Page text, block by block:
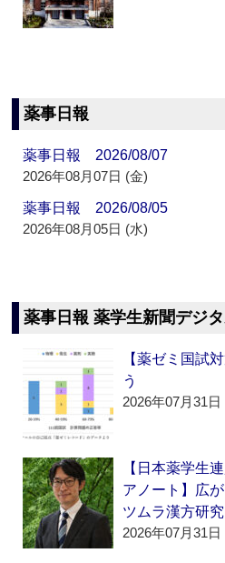
薬事日報
薬事日報 2026/08/07
2026年08月07日 (金)
薬事日報 2026/08/05
2026年08月05日 (水)
薬事日報 薬学生新聞デジ
【薬ゼミ国試
う
2026年07月31日
【日本薬学生
アノート】広
ツムラ漢方研
2026年07月31日